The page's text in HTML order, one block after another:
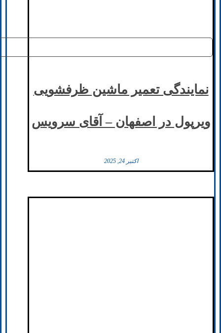
نمایندگی تعمیر ماشین ظرفشویی
ویرپول در اصفهان – آقای سرویس
اکتبر 24, 2025